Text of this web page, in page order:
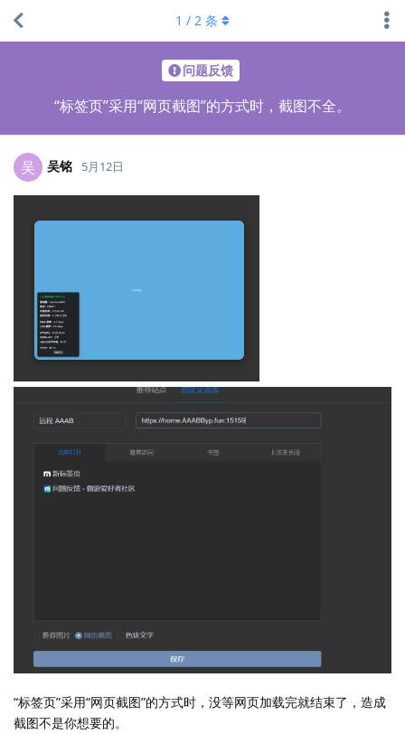
问题反馈
“标签页”采用“网页截图”的方式时，截图不全。
1 / 2 条
吴 吴铭 5月12日
“标签页”采用“网页截图”的方式时，没等网页加载完就结束了，造成
截图不是你想要的。